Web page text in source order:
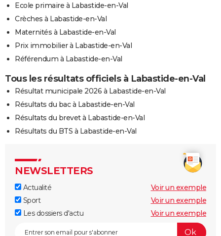
Ecole primaire à Labastide-en-Val
Crèches à Labastide-en-Val
Maternités à Labastide-en-Val
Prix immobilier à Labastide-en-Val
Référendum à Labastide-en-Val
Tous les résultats officiels à Labastide-en-Val
Résultat municipale 2026 à Labastide-en-Val
Résultats du bac à Labastide-en-Val
Résultats du brevet à Labastide-en-Val
Résultats du BTS à Labastide-en-Val
NEWSLETTERS
Actualité
Voir un exemple
Sport
Voir un exemple
Les dossiers d'actu
Voir un exemple